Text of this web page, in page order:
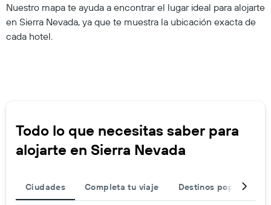
Nuestro mapa te ayuda a encontrar el lugar ideal para alojarte
en Sierra Nevada, ya que te muestra la ubicación exacta de
cada hotel.
Todo lo que necesitas saber para
alojarte en Sierra Nevada
Ciudades Completa tu viaje Destinos populares